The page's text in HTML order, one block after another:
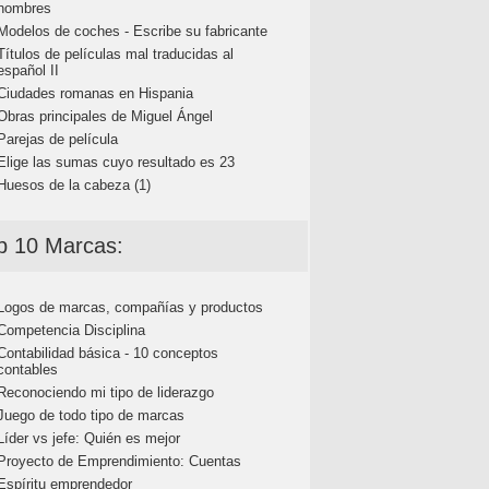
de coches - Escribe su fabricante
de películas mal traducidas al
II
romanas en Hispania
principales de Miguel Ángel
de película
las sumas cuyo resultado es 23
de la cabeza (1)
10 Marcas:
de marcas, compañías y productos
Disciplina
básica - 10 conceptos
mi tipo de liderazgo
de todo tipo de marcas
vs jefe: Quién es mejor
de Emprendimiento: Cuentas
emprendedor